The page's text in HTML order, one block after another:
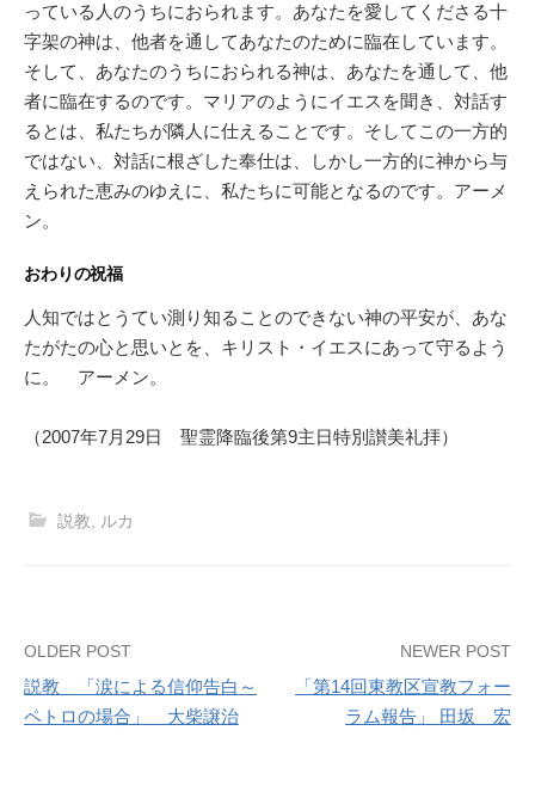
っている人のうちにおられます。あなたを愛してくださる十
字架の神は、他者を通してあなたのために臨在しています。
そして、あなたのうちにおられる神は、あなたを通して、他
者に臨在するのです。マリアのようにイエスを聞き、対話す
るとは、私たちが隣人に仕えることです。そしてこの一方的
ではない、対話に根ざした奉仕は、しかし一方的に神から与
えられた恵みのゆえに、私たちに可能となるのです。アーメ
ン。
おわりの祝福
人知ではとうてい測り知ることのできない神の平安が、あな
たがたの心と思いとを、キリスト・イエスにあって守るよう
に。 アーメン。
（2007年7月29日 聖霊降臨後第9主日特別讃美礼拝）
説教 ルカ
Post
navigation
OLDER POST
説教 「涙による信仰告白～
ペトロの場合」 大柴譲治
NEWER POST
「第14回東教区宣教フォー
ラム報告」 田坂 宏